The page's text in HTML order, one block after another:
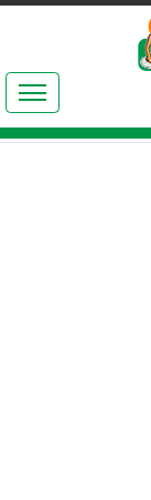
இலக்கியங்கள்
தமிழ் உலகம்